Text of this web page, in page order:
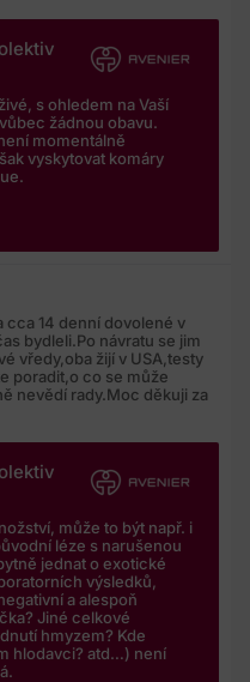
s ohledem na Vaší
žádnou obavu.
momentálně
vyskytovat komáry
cca 14 denní dovolené v
bydleli.Po návratu se jim
vředy,oba žijí v USA,testy
poradit,o co se může
nevědí rady.Moc děkuji za
může to být např. i
léze s narušenou
jednat o exotické
výsledků,
a alespoň
Jiné celkové
hmyzem? Kde
hlodavci? atd…) není